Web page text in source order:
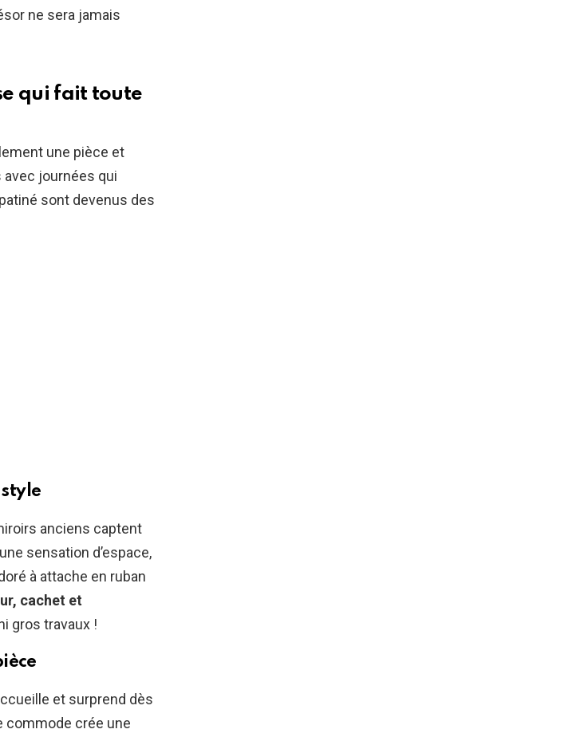
ne sera jamais
qui fait toute
une pièce et
journées qui
sont devenus des
anciens captent
sensation d’espace,
à attache en ruban
cachet et
gros travaux !
et surprend dès
commode crée une